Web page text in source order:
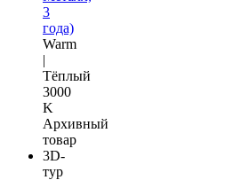
3
года)
Warm
|
Тёплый
3000
K
Архивный
товар
3D-
тур